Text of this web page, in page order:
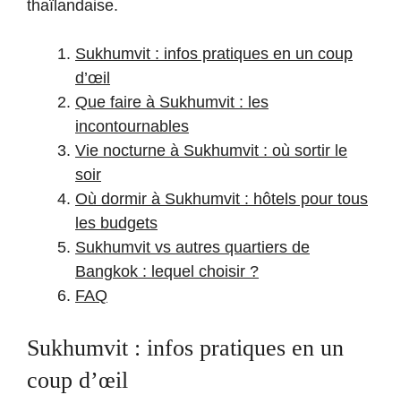
thaïlandaise.
Sukhumvit : infos pratiques en un coup
d’œil
Que faire à Sukhumvit : les
incontournables
Vie nocturne à Sukhumvit : où sortir le
soir
Où dormir à Sukhumvit : hôtels pour tous
les budgets
Sukhumvit vs autres quartiers de
Bangkok : lequel choisir ?
FAQ
Sukhumvit : infos pratiques en un
coup d’œil